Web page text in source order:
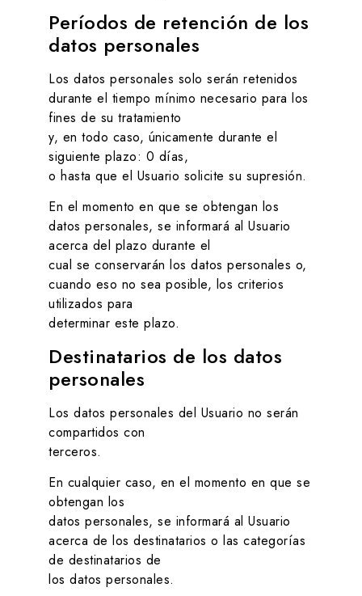
Períodos de retención de los
datos personales
Los datos personales solo serán retenidos
durante el tiempo mínimo necesario para los
fines de su tratamiento
y, en todo caso, únicamente durante el
siguiente plazo: 0 días,
o hasta que el Usuario solicite su supresión.
En el momento en que se obtengan los
datos personales, se informará al Usuario
acerca del plazo durante el
cual se conservarán los datos personales o,
cuando eso no sea posible, los criterios
utilizados para
determinar este plazo.
Destinatarios de los datos
personales
Los datos personales del Usuario no serán
compartidos con
terceros.
En cualquier caso, en el momento en que se
obtengan los
datos personales, se informará al Usuario
acerca de los destinatarios o las categorías
de destinatarios de
los datos personales.